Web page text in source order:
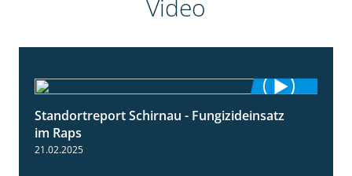
Video
4:48
Standortreport Schirnau - Fungizideinsatz
im Raps
21.02.2025